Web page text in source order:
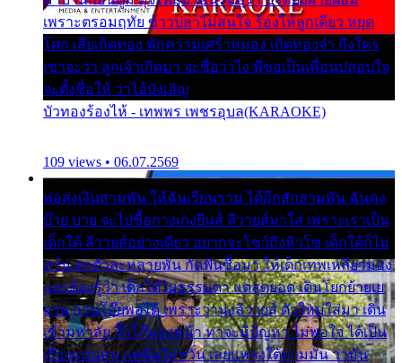
เพราะตรอมฤทัย ข้าวปลาไม่สนใจ ร้องไห้ลูกเดียว หยุด
โศก เสียเถิดทอง พักความเศร้าหมอง เถิดทองจ๋า ถึงใคร
เขาจะว่า ลูกเจ้าเกิดมา จะชื่อว่าไง พี่ขอเป็นเพื่อนปลอบใจ
จะตั้งชื่อให้ ว่าไอ้บังเอิญ
บัวทองร้องไห้ - เทพพร เพชรอุบล(KARAOKE)
109 views • 06.07.2569
พ่อส่งเงินสามพัน ให้ฉันเรียนราม ได้อีกสักสามพัน ฉันคง
บ๊าย บาย จะไปซื้อกางเกงยีนส์ ลีวายส์มาใส่ เพราะเราเป็น
เด็กใต้ ลีวายส์อย่างเดียว อยากจะโชว์ถึงหิวโซ เด็กใต้ก็ไม่
หวั่น ตกตัวละหลายพัน กัดฟันซื้อมา ให้เด็กเทพเหลียวมอง
และต้องรู้ว่า เด็กใต้ไม่ธรรมดา แต่สุดยอด เดินโยกย้ายเย
ยวน กวนโอ๊ยพอได้ เพราะว่านุ่งลีวายส์ ตัวใหม่ใส่มา เดิน
เข้ามหาลัย จิ๊กโก๊มองหน้า ท่าจะมีปัญหา ไม่พอใจ ได้เป็น
เรื่องแน่นอน แต่ฉันไม่หวั่น เลยแหลงใต้ถามมัน ว่ามัน